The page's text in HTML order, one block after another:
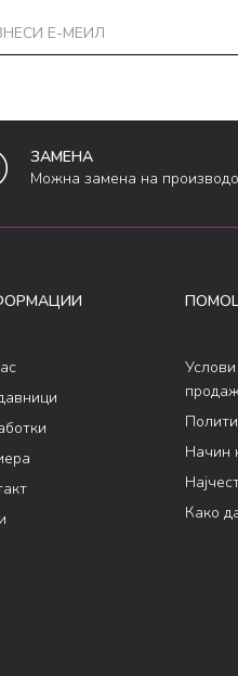
ЗАМЕНА
Можна замена на
Начин
Како